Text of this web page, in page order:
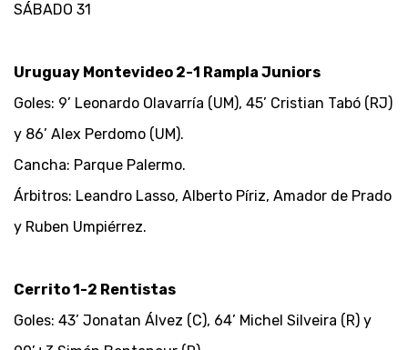
SÁBADO 31
Uruguay Montevideo 2-1 Rampla Juniors
Goles: 9’ Leonardo Olavarría (UM), 45’ Cristian Tabó (RJ)
y 86’ Alex Perdomo (UM).
Cancha: Parque Palermo.
Árbitros: Leandro Lasso, Alberto Píriz, Amador de Prado
y Ruben Umpiérrez.
Cerrito 1-2 Rentistas
Goles: 43’ Jonatan Álvez (C), 64’ Michel Silveira (R) y